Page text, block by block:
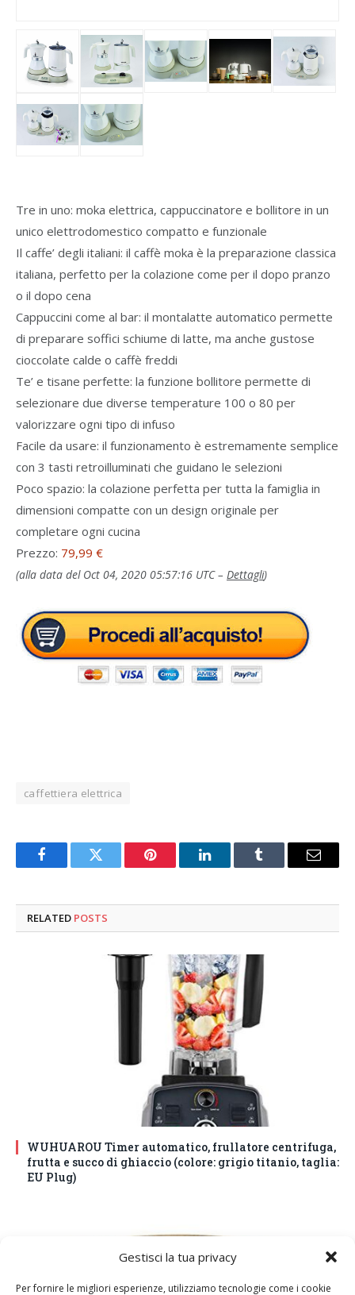
Gestisci la tua privacy
Per fornire le migliori esperienze, utilizziamo tecnologie come i cookie
Tre in uno: moka elettrica, cappuccinatore e bollitore in un
unico elettrodomestico compatto e funzionale
Il caffe’ degli italiani: il caffè moka è la preparazione classica
italiana, perfetto per la colazione come per il dopo pranzo
o il dopo cena
Cappuccini come al bar: il montalatte automatico permette
di preparare soffici schiume di latte, ma anche gustose
cioccolate calde o caffè freddi
Te’ e tisane perfette: la funzione bollitore permette di
selezionare due diverse temperature 100 o 80 per
valorizzare ogni tipo di infuso
Facile da usare: il funzionamento è estremamente semplice
con 3 tasti retroilluminati che guidano le selezioni
Poco spazio: la colazione perfetta per tutta la famiglia in
dimensioni compatte con un design originale per
completare ogni cucina
Prezzo: 79,99 €
(alla data del Oct 04, 2020 05:57:16 UTC – Dettagli)
caffettiera elettrica
FacebookTwitter Pinterest LinkedInTumblr Email
RELATED POSTS
WUHUAROU Timer automatico, frullatore centrifuga,
frutta e succo di ghiaccio (colore: grigio titanio, taglia:
EU Plug)